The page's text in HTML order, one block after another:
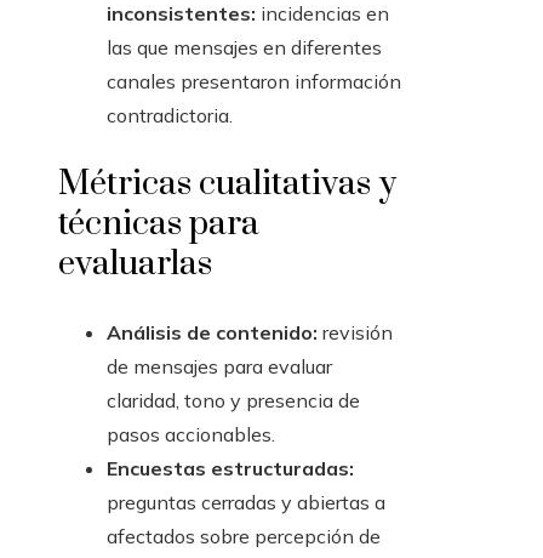
inconsistentes: incidencias en
las que mensajes en diferentes
canales presentaron información
contradictoria.
Métricas cualitativas y
técnicas para
evaluarlas
Análisis de contenido: revisión
de mensajes para evaluar
claridad, tono y presencia de
pasos accionables.
Encuestas estructuradas:
preguntas cerradas y abiertas a
afectados sobre percepción de